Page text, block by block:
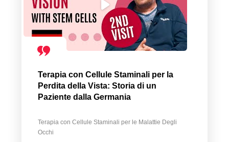
Terapia con Cellule Staminali per la
Perdita della Vista: Storia di un
Paziente dalla Germania
Terapia con Cellule Staminali per le Malattie Degli
Occhi